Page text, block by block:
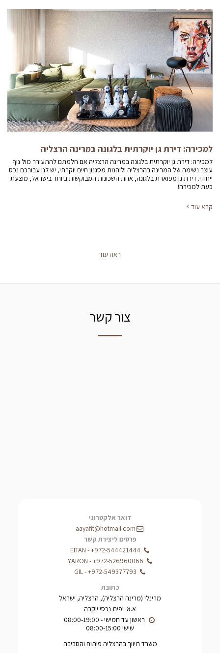
למכירה: דירת גן יוקרתית בלגונה במרינה הרצליה
למכירה: דירת גן יוקרתית בלגונה במרינה הרצליה אם חלמתם להתעורר מול נוף
עוצר נשימה של המרינה בהרצליה וליהנות מסגנון חיים יוקרתי, יש לנו עבורכם נכס
ייחודי. דירת גן מפוארת בלגונה, אחת השכונות המבוקשות ביותר בישראל, מוצעת
כעת למכירה!
קרא עוד
ראה עוד
צור קשר
דואר אלקטרוני
aayafit@hotmail.com
פרטים ליצירת קשר
+972-544421444
-
EITAN
+972-526960066
-
YARON
+972-549377793
-
GIL
כתובת
מרינלי (מרינה הרצליה), הרצליה, ישראל
א.א. יפית נכסי יוקרה
שישי 08:00-15:00
משרד תיווך בהרצליה פיתוח והסביבה